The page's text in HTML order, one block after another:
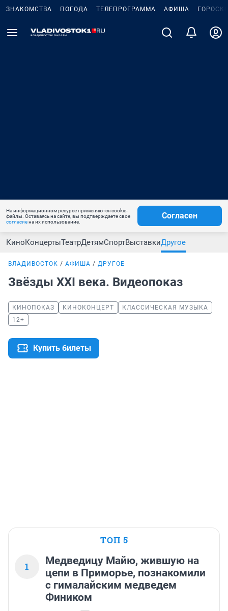
ЗНАКОМСТВА ПОГОДА ТЕЛЕПРОГРАММА АФИША
На информационном ресурсе применяются cookie-
файлы. Оставаясь на сайте, вы подтверждаете свое
согласиена их использование.
Согласен
КиноКонцертыТеатрДетямСпортВыставкиДругое
ВЛАДИВОСТОК АФИША ДРУГОЕ
Звёзды XXI века. Видеопоказ
КИНОПОКАЗ КИНОКОНЦЕРТ
КЛАССИЧЕСКАЯ МУЗЫКА
12+
Купить билеты
ТОП 5
1
Медведицу Майю, жившую на
цепи в Приморье, познакомили
с гималайским медведем
Фиником